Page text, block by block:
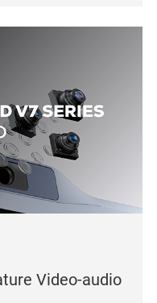
Video-audio